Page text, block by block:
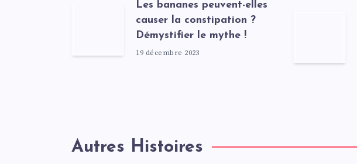
Les bananes peuvent-elles
causer la constipation ?
Démystifier le mythe !
19 décembre 2023
Autres Histoires